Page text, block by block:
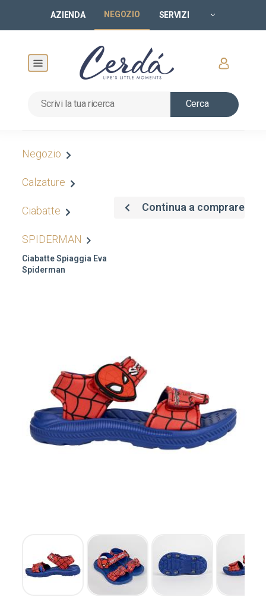
AZIENDA NEGOZIO SERVIZI
Cerca
Negozio
Calzature
Ciabatte
SPIDERMAN
Ciabatte Spiaggia Eva
Spiderman
Continua a comprare